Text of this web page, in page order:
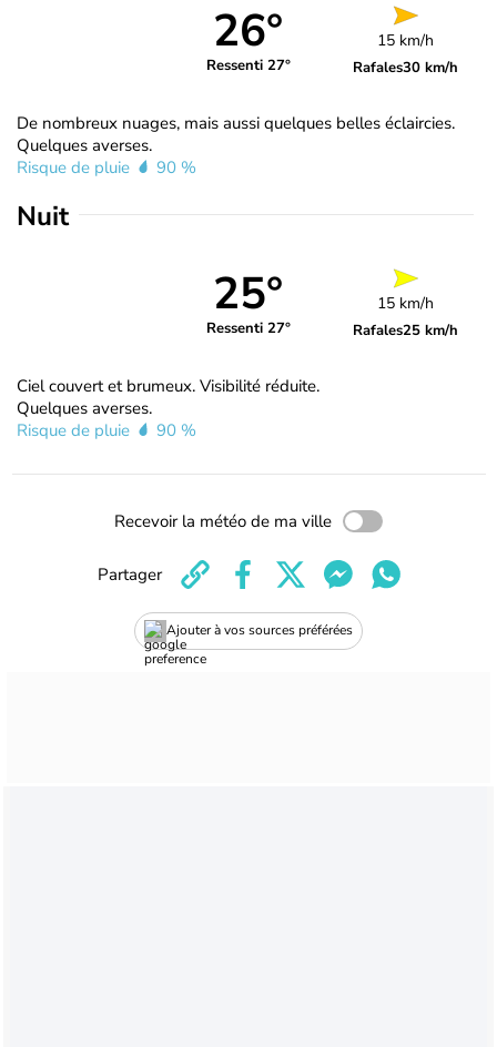
26°
Ressenti 27°
15 km/h
Rafales30 km/h
De nombreux nuages, mais aussi quelques belles éclaircies.
Quelques averses.
Risque de pluie
90 %
Nuit
25°
Ressenti 27°
15 km/h
Rafales25 km/h
Ciel couvert et brumeux. Visibilité réduite.
Quelques averses.
Risque de pluie
90 %
Recevoir la météo de ma ville
Ajouter à vos sources préférées
Partager